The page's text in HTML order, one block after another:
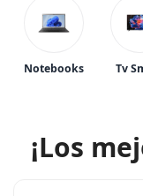
Notebooks Tv
¡Los